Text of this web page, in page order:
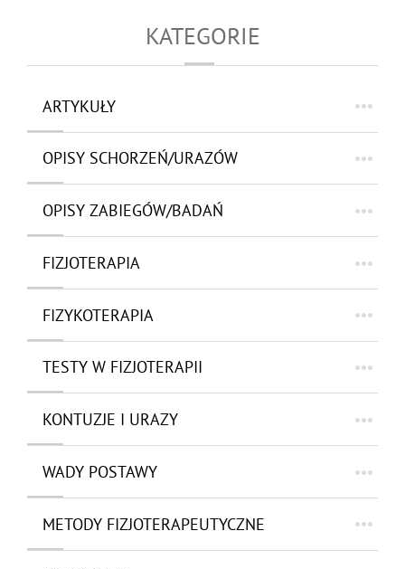
KATEGORIE
ARTYKUŁY
OPISY SCHORZEŃ/URAZÓW
OPISY ZABIEGÓW/BADAŃ
FIZJOTERAPIA
FIZYKOTERAPIA
TESTY W FIZJOTERAPII
KONTUZJE I URAZY
WADY POSTAWY
METODY FIZJOTERAPEUTYCZNE